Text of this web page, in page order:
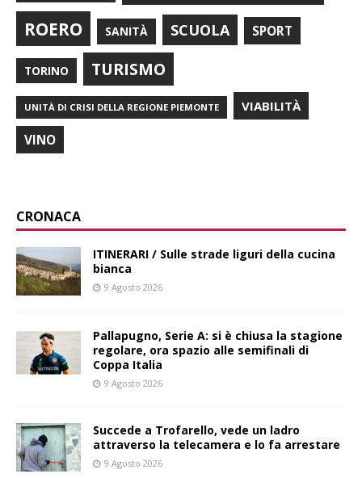
ROERO SANITÀ SCUOLA SPORT
TORINO TURISMO
UNITÀ DI CRISI DELLA REGIONE PIEMONTE VIABILITÀ
VINO
CRONACA
ITINERARI / Sulle strade liguri della cucina
bianca
9 Agosto 2026
Pallapugno, Serie A: si è chiusa la stagione
regolare, ora spazio alle semifinali di
Coppa Italia
9 Agosto 2026
Succede a Trofarello, vede un ladro
attraverso la telecamera e lo fa arrestare
9 Agosto 2026